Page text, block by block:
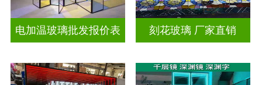
电加温玻璃批发报价表 刻花玻璃 厂家直销